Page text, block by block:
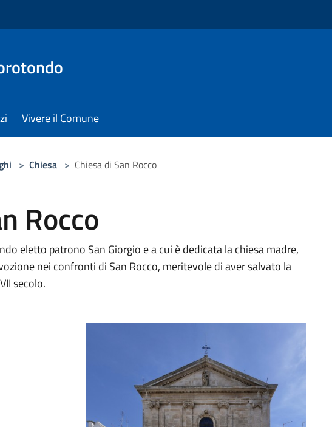
Vivere il Comune
> Chiesa > Chiesa di San Rocco
Rocco
eletto patrono San Giorgio e a cui è dedicata la chiesa madre,
nei confronti di San Rocco, meritevole di aver salvato la
secolo.